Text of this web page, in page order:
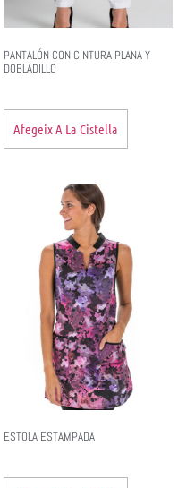
PANTALÓN CON CINTURA PLANA Y
DOBLADILLO
Afegeix A La Cistella
ESTOLA ESTAMPADA